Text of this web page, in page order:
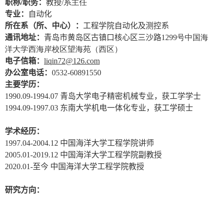
职称/职务： 教授/系主任
专业：
自动化
所在系（所、中心）： 工程学院自动化及测控系
通讯地址： 青岛市黄岛区古镇口核心区三沙路1299号中国海
洋大学西海岸校区望海苑（西区）
电子信箱： liqin72@126.com
办公室电话： 0532-60891550
主要学历：
1990.09-1994.07 青岛大学电子精密机械专业，获工学学士
1994.09-1997.03 东南大学机电一体化专业，获工学硕士
学术经历：
1997.04-2004.12 中国海洋大学工程学院讲师
2005.01-2019.12 中国海洋大学工程学院副教授
2020.01-至今 中国海洋大学工程学院教授
研究方向：